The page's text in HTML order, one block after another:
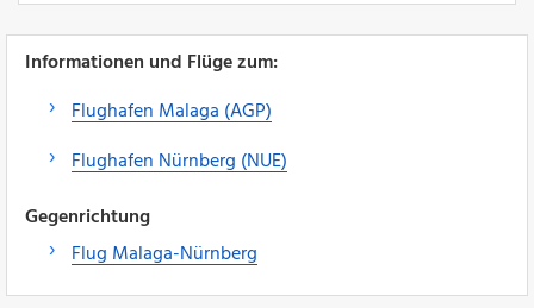
Informationen und Flüge zum:
Flughafen Malaga (AGP)
Flughafen Nürnberg (NUE)
Gegenrichtung
Flug Malaga-Nürnberg